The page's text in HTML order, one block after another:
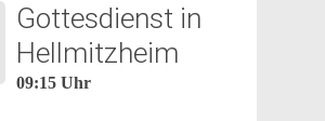
Gottesdienst in
Hellmitzheim
09:15 Uhr